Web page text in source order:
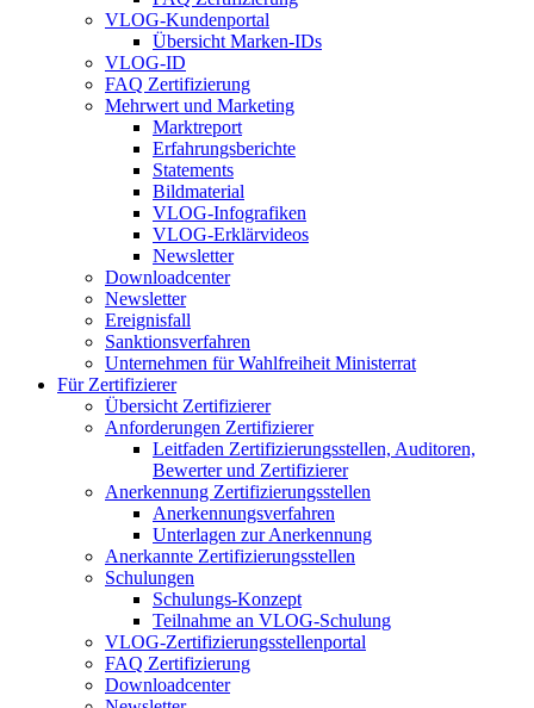
VLOG-Kundenportal
Übersicht Marken-IDs
VLOG-ID
FAQ Zertifizierung
Mehrwert und Marketing
Marktreport
Erfahrungsberichte
Statements
Bildmaterial
VLOG-Infografiken
VLOG-Erklärvideos
Newsletter
Downloadcenter
Newsletter
Ereignisfall
Sanktionsverfahren
Unternehmen für Wahlfreiheit Ministerrat
Für Zertifizierer
Übersicht Zertifizierer
Anforderungen Zertifizierer
Leitfaden Zertifizierungsstellen, Auditoren,
Bewerter und Zertifizierer
Anerkennung Zertifizierungsstellen
Anerkennungsverfahren
Unterlagen zur Anerkennung
Anerkannte Zertifizierungsstellen
Schulungen
Schulungs-Konzept
Teilnahme an VLOG-Schulung
VLOG-Zertifizierungsstellenportal
FAQ Zertifizierung
Downloadcenter